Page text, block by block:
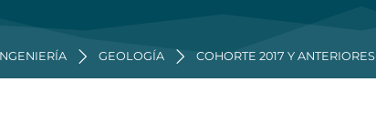
GEOLOGÍA COHORTE 2017 Y ANTERIORES